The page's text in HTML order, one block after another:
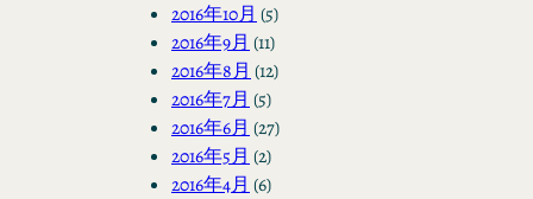
2016年10月 (5)
2016年9月 (11)
2016年8月 (12)
2016年7月 (5)
2016年6月 (27)
2016年5月 (2)
2016年4月 (6)